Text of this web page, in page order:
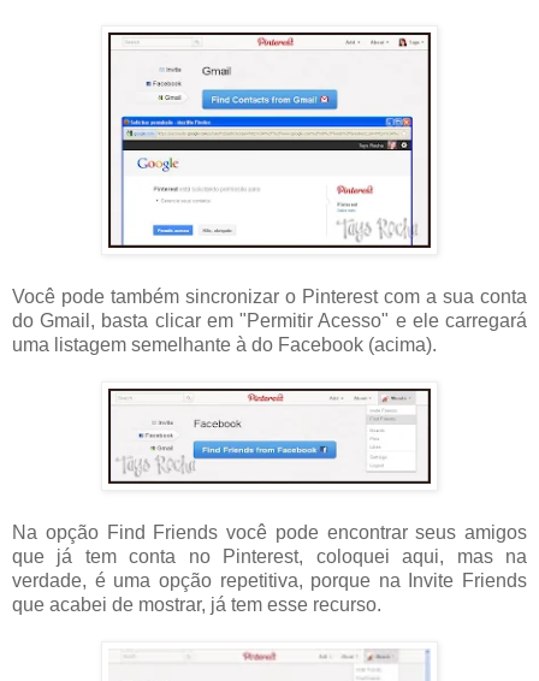
Você pode também sincronizar o Pinterest com a sua conta
do Gmail, basta clicar em "Permitir Acesso" e ele carregará
uma listagem semelhante à do Facebook (acima).
Na opção Find Friends você pode encontrar seus amigos
que já tem conta no Pinterest, coloquei aqui, mas na
verdade, é uma opção repetitiva, porque na Invite Friends
que acabei de mostrar, já tem esse recurso.